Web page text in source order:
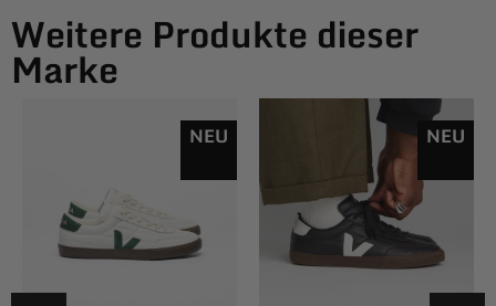
Weitere Produkte dieser
Marke
NEU NEU